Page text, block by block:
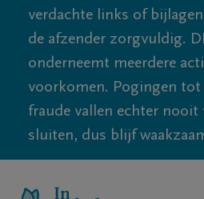
verdachte links of
de afzender zorgvuldig.
onderneemt meerdere
voorkomen. Pogingen
fraude vallen echter
sluiten, dus blijf